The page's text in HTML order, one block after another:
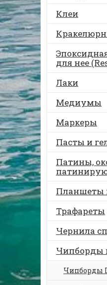
Клеи
для нее
Лаки
Медиумы
Маркеры
Пасты и
Патины,
Планшеты
Трафареты
Чернила
Чипборды
Чипборды